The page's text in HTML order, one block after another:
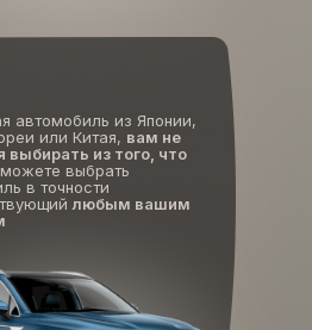
автомобиль из Японии,
или Китая, вам не
выбирать из того, что
выбрать
в точности
любым вашим